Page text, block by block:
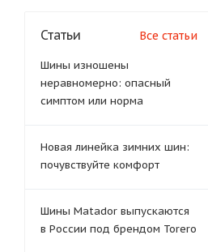
Статьи Все статьи
Шины изношены
неравномерно: опасный
симптом или норма
Новая линейка зимних шин:
почувствуйте комфорт
Шины Matador выпускаются
в России под брендом Torero